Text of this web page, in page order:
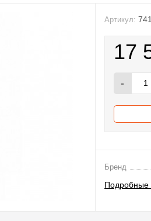
Артикул:
17
-
Бренд
Подробные